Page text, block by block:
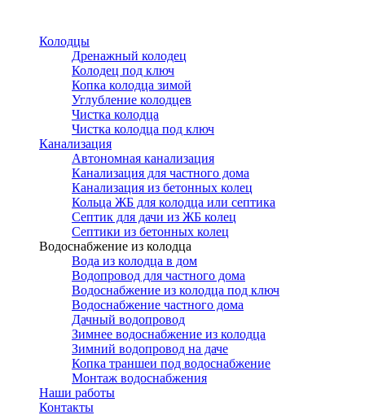
основному
содержанию
Колодцы
Дренажный колодец
Колодец под ключ
Копка колодца зимой
Углубление колодцев
Чистка колодца
Чистка колодца под ключ
Канализация
Автономная канализация
Канализация для частного дома
Канализация из бетонных колец
Кольца ЖБ для колодца или септика
Септик для дачи из ЖБ колец
Септики из бетонных колец
Водоснабжение из колодца
Вода из колодца в дом
Водопровод для частного дома
Водоснабжение из колодца под ключ
Водоснабжение частного дома
Дачный водопровод
Зимнее водоснабжение из колодца
Зимний водопровод на даче
Копка траншеи под водоснабжение
Монтаж водоснабжения
Наши работы
Контакты